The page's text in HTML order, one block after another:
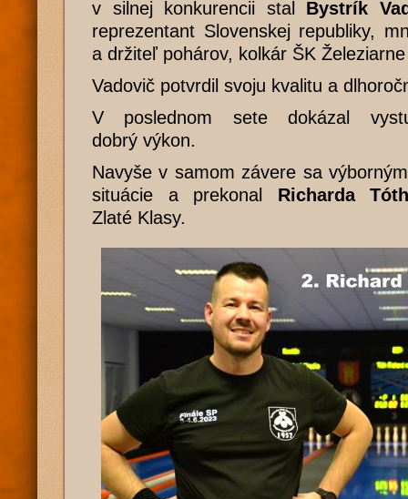
v silnej konkurencii stal Bystrík
reprezentant Slovenskej republiky,
a držiteľ pohárov, kolkár ŠK
Vadovič potvrdil svoju kvalitu a
V poslednom sete dokázal
dobrý výkon.
Navyše v samom závere sa
situácie a prekonal Richarda
Zlaté Klasy.